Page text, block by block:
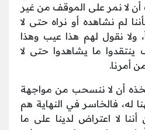
لا نمر على الموقف من غير
لم نشاهده أو نراه حتى لا
ولا نقول لهم هذا عيب وهذا
ما يشاهدوا حتى لا
أمرنا.
أن لا ننسحب من مواجهة
له، فالخاسر في النهاية هم
أننا لا اعتراض لدينا على ما